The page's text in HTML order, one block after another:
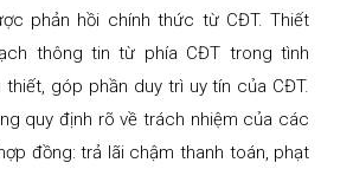
phản hồi chính thức từ CĐT. Thiết
thông tin từ phía CĐT trong tình
thiết, góp phần duy trì uy tín của CĐT.
quy định rõ về trách nhiệm của các
đồng: trả lãi chậm thanh toán, phạt